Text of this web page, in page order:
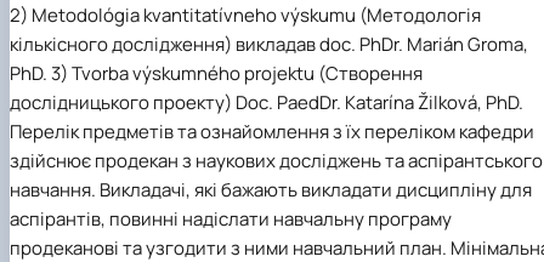
2) Metodológia kvantitatívneho výskumu (Методологія
кількісного дослідження) викладав doc. PhDr. Marián Groma,
PhD. 3) Tvorba výskumného projektu (Створення
дослідницького проекту) Doc. PaedDr. Katarína Žilková, PhD.
Перелік предметів та ознайомлення з їх переліком кафедри
здійснює продекан з наукових досліджень та аспірантського
навчання. Викладачі, які бажають викладати дисципліну для
аспірантів, повинні надіслати навчальну програму
продеканові та узгодити з ними навчальний план.